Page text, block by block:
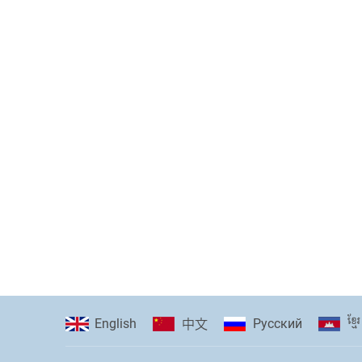
English 中文 Pусский ខ្មែរ